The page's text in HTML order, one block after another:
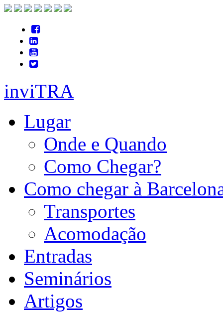
inviTRA
Lugar
Onde e Quando
Como Chegar?
Como chegar à
Transportes
Acomodação
Entradas
Seminários
Artigos